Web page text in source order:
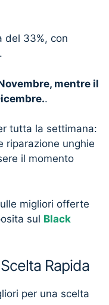
del 33%, con
mentre il
.
tutta la settimana:
riparazione unghie
il momento
migliori offerte
sul Black
Rapida
per una scelta